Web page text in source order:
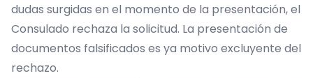
dudas surgidas en el momento de la presentación, el
Consulado rechaza la solicitud. La presentación de
documentos falsificados es ya motivo excluyente del
rechazo.